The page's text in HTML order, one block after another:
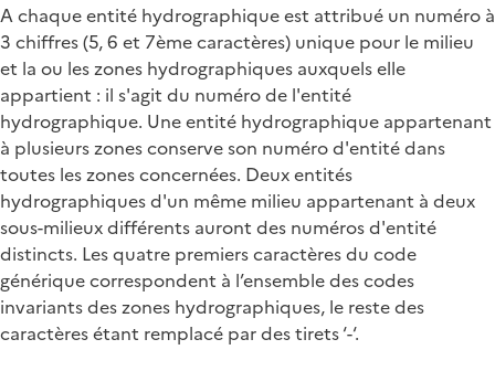
A chaque entité hydrographique est attribué un numéro à
3 chiffres (5, 6 et 7ème caractères) unique pour le milieu
et la ou les zones hydrographiques auxquels elle
appartient : il s'agit du numéro de l'entité
hydrographique. Une entité hydrographique appartenant
à plusieurs zones conserve son numéro d'entité dans
toutes les zones concernées. Deux entités
hydrographiques d'un même milieu appartenant à deux
sous-milieux différents auront des numéros d'entité
distincts. Les quatre premiers caractères du code
générique correspondent à l’ensemble des codes
invariants des zones hydrographiques, le reste des
caractères étant remplacé par des tirets ‘-‘.